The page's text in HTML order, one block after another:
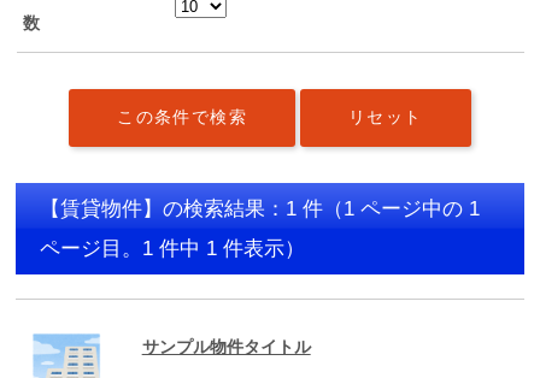
数
【賃貸物件】の検索結果：1 件 （1 ページ中の 1
ページ目。1 件中 1 件表示）
サンプル物件タイトル